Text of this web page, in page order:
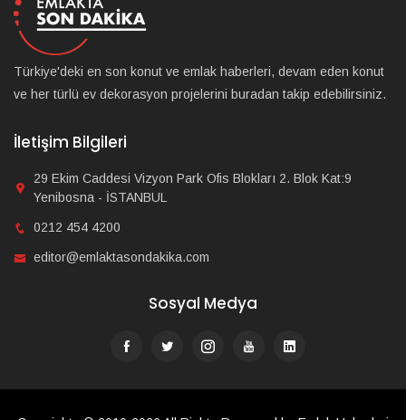
Türkiye'deki en son konut ve emlak haberleri, devam eden konut
ve her türlü ev dekorasyon projelerini buradan takip edebilirsiniz.
İletişim Bilgileri
29 Ekim Caddesi Vizyon Park Ofis Blokları 2. Blok Kat:9
Yenibosna - İSTANBUL
0212 454 4200
editor@emlaktasondakika.com
Sosyal Medya